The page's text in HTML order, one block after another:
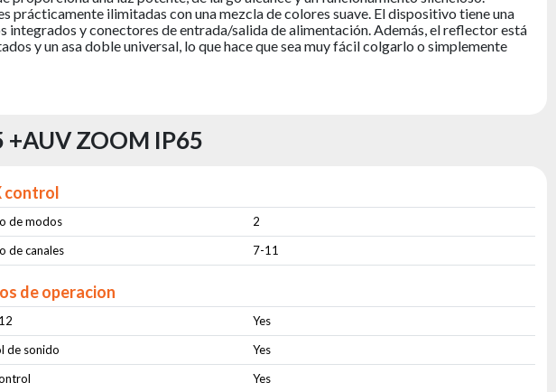
ilimitadas con una mezcla de colores suave. El dispositivo tiene una
y conectores de entrada/salida de alimentación. Además, el reflector está
y un asa doble universal, lo que hace que sea muy fácil colgarlo o simplemente
+AUV ZOOM IP65
control
de modos
2
de canales
7-11
de operacion
Yes
de sonido
Yes
Yes